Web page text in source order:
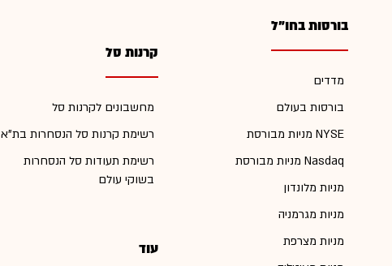
בורסות בחו"ל
מדדים
בורסות בעולם
מניות מבורסת NYSE
מניות מבורסת Nasdaq
מניות מלונדון
מניות מגרמניה
מניות מצרפת
קרנות סל
מחשבונים לקרנות סל
רשימת קרנות סל הנסחרות בת"א
רשימת תעודות סל הנסחרות
בשוקי עולם
עוד